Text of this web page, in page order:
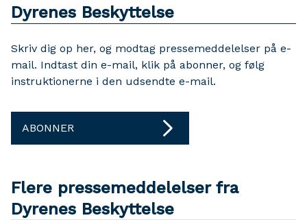
Dyrenes Beskyttelse
Skriv dig op her, og modtag pressemeddelelser på e-
mail. Indtast din e-mail, klik på abonner, og følg
instruktionerne i den udsendte e-mail.
ABONNER
Flere pressemeddelelser fra
Dyrenes Beskyttelse